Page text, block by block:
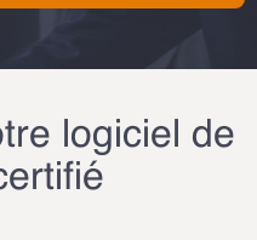
logiciel de